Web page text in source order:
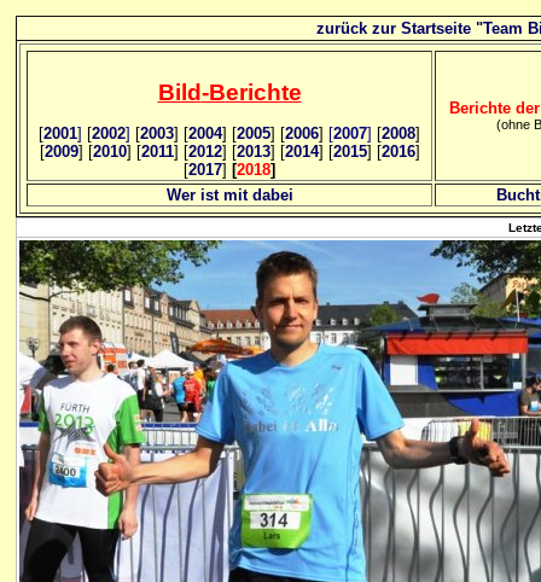
zurück zur Startseite "Team
Bild-Berichte
[2001] [2002] [2003] [2004] [2005] [2006] [2007] [2008]
[2009] [2010] [2011] [2012] [2013] [2014] [2015] [2016]
[2017] [2018]
Berichte
(ohne
Wer ist mit dabei